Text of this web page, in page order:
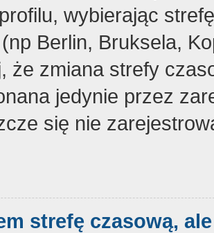
wybierając
Berlin, Bruksela,
że zmiana strefy
jedynie przez
się nie
strefę czasową,